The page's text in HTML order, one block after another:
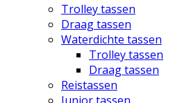
Trolley tassen
Draag tassen
Waterdichte tassen
Trolley tassen
Draag tassen
Reistassen